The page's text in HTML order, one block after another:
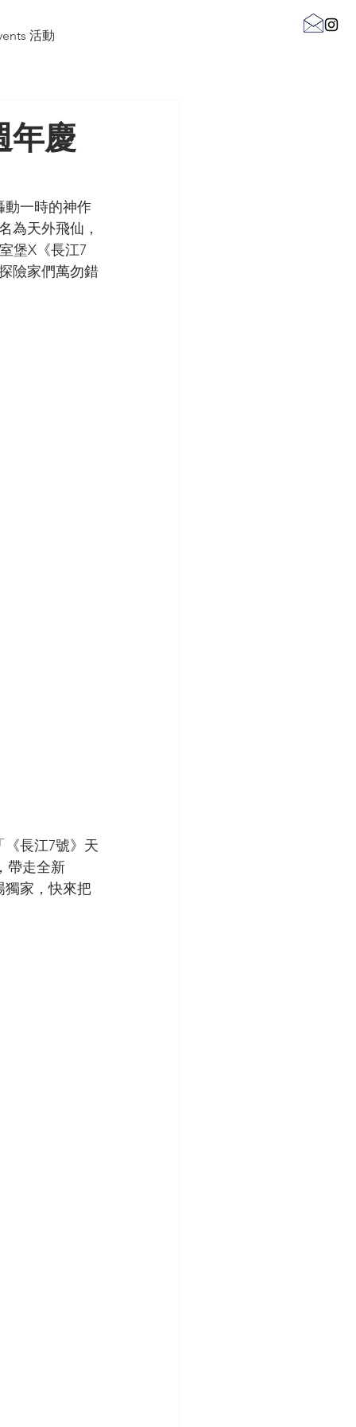
活動
年慶
動一時的神作
為天外飛仙，
堡X《長江7
險家們萬勿錯
長江7號》天
帶走全新
獨家，快來把